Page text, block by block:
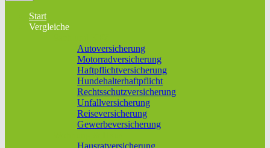
Start
Vergleiche
Autoversicherung
Motorradversicherung
Haftpflichtversicherung
Hundehalterhaftpflicht
Rechtsschutzversicherung
Unfallversicherung
Reiseversicherung
Gewerbeversicherung
Hausratversicherung